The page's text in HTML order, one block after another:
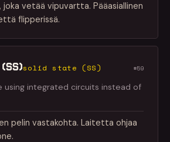
vetää vipuvartta. Pääasiallinen
flipperissä.
solid state (SS) #59
using integrated circuits instead of
pelin vastakohta. Laitetta ohjaa